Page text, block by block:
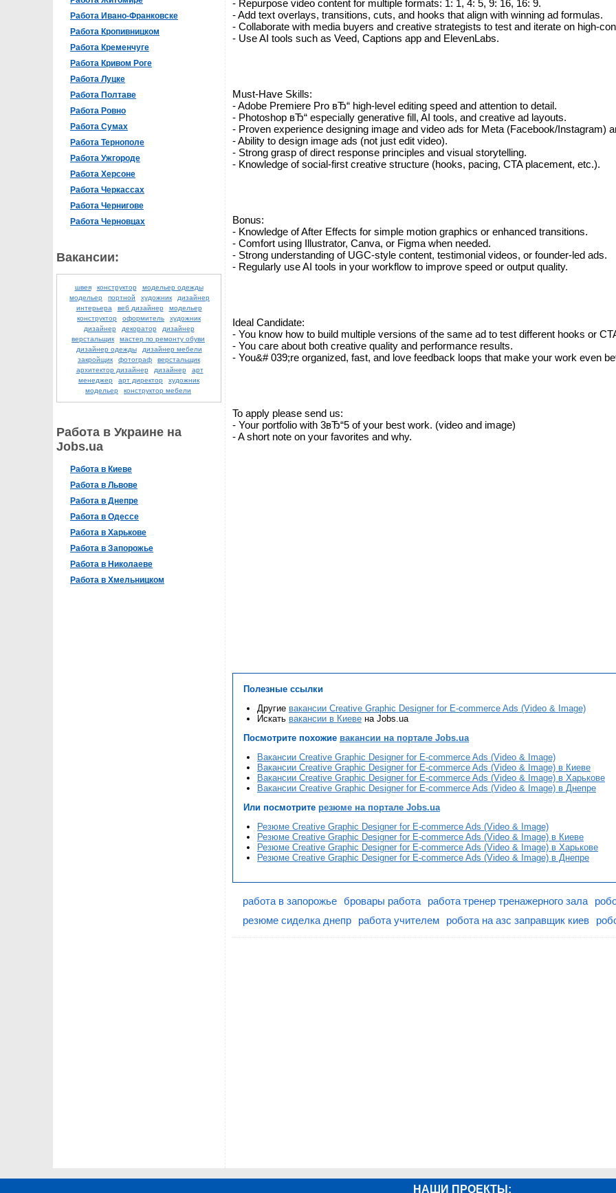
Работа Ивано-Франковске
Работа Кропивницком
Работа Кременчуге
Работа Кривом Роге
Работа Луцке
Работа Полтаве
Работа Ровно
Работа Сумах
Работа Тернополе
Работа Ужгороде
Работа Херсоне
Работа Черкассах
Работа Чернигове
Работа Черновцах
Вакансии:
швея конструктор
модельер одежды
модельер
портной художник
дизайнер
интерьера
веб дизайнер
модельер
конструктор
оформитель
художник
дизайнер
декоратор
дизайнер
верстальщик
мастер по ремонту обуви
дизайнер одежды
дизайнер мебели
закройщик
фотограф
верстальщик
архитектор дизайнер
дизайнер
арт
менеджер
арт директор
художник
модельер
конструктор мебели
Работа в Украине на
Jobs.ua
Работа в Киеве
Работа в Львове
Работа в Днепре
Работа в Одессе
Работа в Харькове
Работа в Запорожье
Работа в Николаеве
Работа в Хмельницком
- Repurpose video content for multiple formats: 1: 1, 4: 5, 9: 16, 16: 9.
- Add text overlays, transitions, cuts, and hooks that align with winning ad formulas.
- Collaborate with media buyers and creative strategists to test and iterate on high-
- Use AI tools such as Veed, Captions app and ElevenLabs.
Must-Have Skills:
- Adobe Premiere Pro вЂ“ high-level editing speed and attention to detail.
- Photoshop вЂ“ especially generative fill, AI tools, and creative ad layouts.
- Proven experience designing image and video ads for Meta (Facebook/Instagram)
- Ability to design image ads (not just edit video).
- Strong grasp of direct response principles and visual storytelling.
- Knowledge of social-first creative structure (hooks, pacing, CTA placement, etc.).
Bonus:
- Knowledge of After Effects for simple motion graphics or enhanced transitions.
- Comfort using Illustrator, Canva, or Figma when needed.
- Strong understanding of UGC-style content, testimonial videos, or founder-led ads.
- Regularly use AI tools in your workflow to improve speed or output quality.
Ideal Candidate:
- You know how to build multiple versions of the same ad to test different hooks or
- You care about both creative quality and performance results.
- You&# 039;re organized, fast, and love feedback loops that make your work even
To apply please send us:
- Your portfolio with 3вЂ“5 of your best work. (video and image)
- A short note on your favorites and why.
Полезные ссылки
Другие вакансии Creative Graphic Designer for E-commerce Ads (Video & Image)
Искать вакансии в Киеве на Jobs.ua
Посмотрите похожие вакансии на портале Jobs.ua
Вакансии Creative Graphic Designer for E-commerce Ads (Video & Image)
Вакансии Creative Graphic Designer for E-commerce Ads (Video & Image) в Киеве
Вакансии Creative Graphic Designer for E-commerce Ads (Video & Image) в Харькове
Вакансии Creative Graphic Designer for E-commerce Ads (Video & Image) в Днепре
Или посмотрите резюме на портале Jobs.ua
Резюме Creative Graphic Designer for E-commerce Ads (Video & Image)
Резюме Creative Graphic Designer for E-commerce Ads (Video & Image) в Киеве
Резюме Creative Graphic Designer for E-commerce Ads (Video & Image) в Харькове
Резюме Creative Graphic Designer for E-commerce Ads (Video & Image) в Днепре
работа в запорожье бровары работа работа тренер тренажерного зала
резюме сиделка днепр
работа учителем робота на азс заправщик киев
НАШИ ПРОЕКТЫ: